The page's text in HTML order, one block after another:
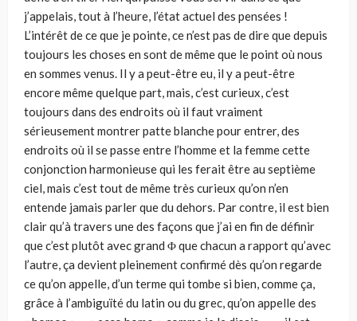
j’appelais, tout à l’heure, l’état actuel des pensées !
L’intérêt de ce que je pointe, ce n’est pas de dire que depuis
toujours les choses en sont de même que le point où nous
en sommes venus. Il y a peut-être eu, il y a peut-être
encore même quelque part, mais, c’est curieux, c’est
toujours dans des endroits où il faut vraiment
sérieusement montrer patte blanche pour entrer, des
endroits où il se passe entre l’homme et la femme cette
conjonction harmonieuse qui les ferait être au septième
ciel, mais c’est tout de même très curieux qu’on n’en
entende jamais parler que du dehors. Par contre, il est bien
clair qu’à travers une des façons que j’ai en fin de définir
que c’est plutôt avec grand Φ que chacun a rapport qu’avec
l’autre, ça devient pleinement confirmé dès qu’on regarde
ce qu’on appelle, d’un terme qui tombe si bien, comme ça,
grâce à l’ambiguïté du latin ou du grec, qu’on appelle des